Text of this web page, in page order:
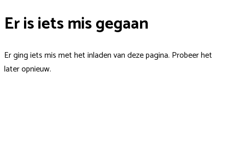
Er is iets mis gegaan
Er ging iets mis met het inladen van deze pagina. Probeer het
later opnieuw.